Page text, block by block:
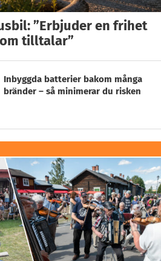
”Erbjuder en frihet
tilltalar”
Inbyggda batterier bakom många
bränder – så minimerar du risken